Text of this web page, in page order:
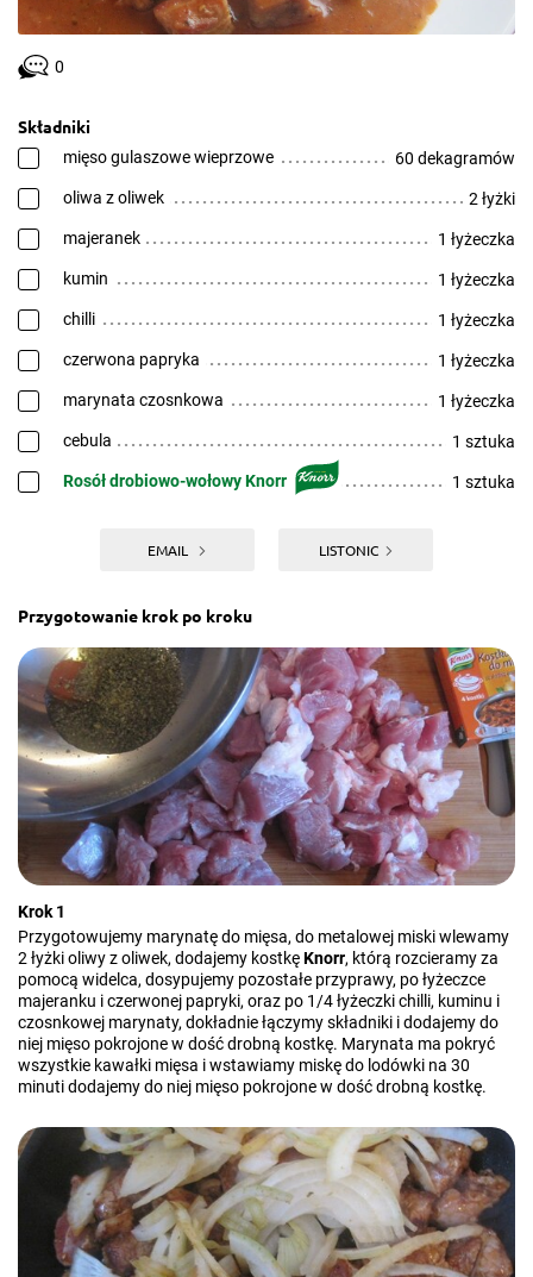
0
Składniki
mięso gulaszowe wieprzowe 60 dekagramów
oliwa z oliwek 2 łyżki
majeranek 1 łyżeczka
kumin 1 łyżeczka
chilli 1 łyżeczka
czerwona papryka 1 łyżeczka
marynata czosnkowa 1 łyżeczka
cebula 1 sztuka
Rosół drobiowo-wołowy Knorr 1 sztuka
EMAIL LISTONIC
Przygotowanie krok po kroku
Krok 1
Przygotowujemy marynatę do mięsa, do metalowej miski wlewamy
2 łyżki oliwy z oliwek, dodajemy kostkęKnorr, którą rozcieramy za
pomocą widelca, dosypujemy pozostałe przyprawy, po łyżeczce
majeranku i czerwonej papryki, oraz po 1/4 łyżeczki chilli, kuminu i
czosnkowej marynaty, dokładnie łączymy składniki i dodajemy do
niej mięso pokrojone w dość drobną kostkę. Marynata ma pokryć
wszystkie kawałki mięsa i wstawiamy miskę do lodówki na 30
minuti dodajemy do niej mięso pokrojone w dość drobną kostkę.